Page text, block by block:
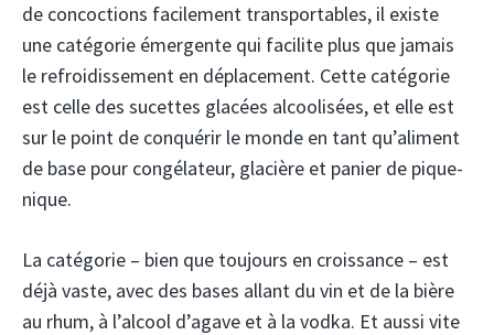
de concoctions facilement transportables, il existe
une catégorie émergente qui facilite plus que jamais
le refroidissement en déplacement. Cette catégorie
est celle des sucettes glacées alcoolisées, et elle est
sur le point de conquérir le monde en tant qu’aliment
de base pour congélateur, glacière et panier de pique-
nique.
La catégorie – bien que toujours en croissance – est
déjà vaste, avec des bases allant du vin et de la bière
au rhum, à l’alcool d’agave et à la vodka. Et aussi vite